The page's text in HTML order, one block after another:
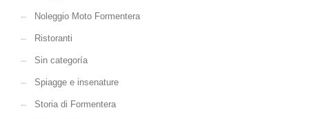
Noleggio Moto Formentera
Ristoranti
Sin categoría
Spiagge e insenature
Storia di Formentera